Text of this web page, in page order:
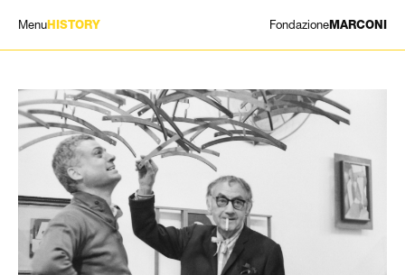
Menu HISTORY FondazioneMARCONI
ARTISTI
STORIA
NEWS
CONTATTI
GIÓMARCONI
EN/IT